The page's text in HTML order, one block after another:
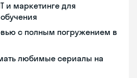
и маркетинге для
с полным погружением в
любимые сериалы на